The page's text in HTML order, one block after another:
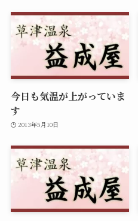
今日も気温が上がっていま
す
2013年5月10日